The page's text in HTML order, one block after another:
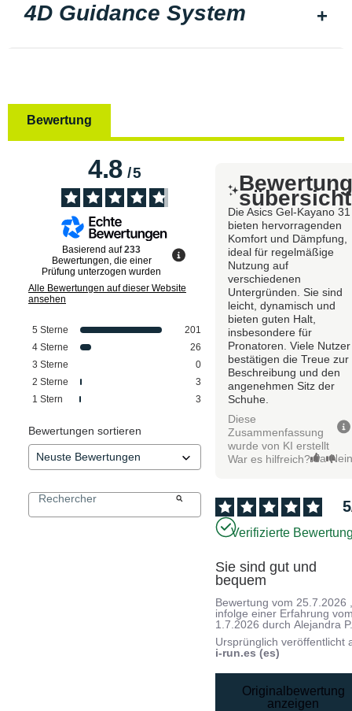
4D Guidance System
Bewertung
4.8/5
Basierend auf233
Bewertungen, die einer
Prüfung unterzogen wurden
Alle Bewertungen auf dieser Website
ansehen
5 Sterne
201
4 Sterne
26
3 Sterne
0
2 Sterne
3
1 Stern 3
Bewertungen sortieren
sübersicht
Die Asics Gel-Kayano 31
bieten hervorragenden
Komfort und Dämpfung,
ideal für regelmäßige
Nutzung auf
verschiedenen
Untergründen. Sie sind
leicht, dynamisch und
bieten guten Halt,
insbesondere für
Pronatoren. Viele Nutzer
bestätigen die Treue zur
Beschreibung und den
angenehmen Sitz der
Schuhe.
Diese
Zusammenfassung
wurde von KI erstellt
War es hilfreich? Ja
5
Verifizierte
Sie sind gut und
bequem
Bewertung vom 25.7.2026
infolge einer Erfahrung
1.7.2026 durchAlejandra
Ursprünglich veröffentlicht
i-run.es (es)
Originalbewertung
anzeigen